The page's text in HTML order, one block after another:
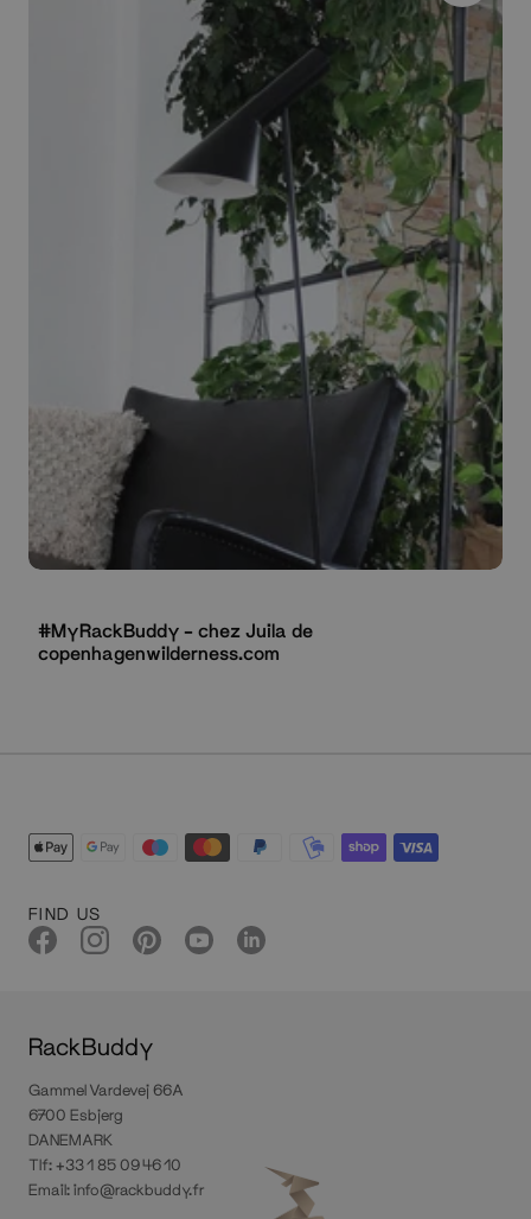
#MyRackBuddy - chez Juila de
copenhagenwilderness.com
FIND US
RackBuddy
Gammel Vardevej 66A
6700 Esbjerg
DANEMARK
Tlf: +33 1 85 09 46 10
Email:info@rackbuddy.fr